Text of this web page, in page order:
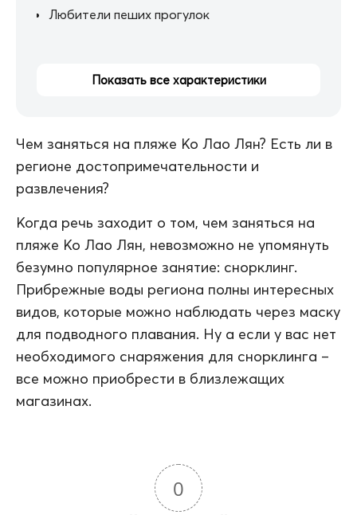
Любители пеших прогулок
Показать все характеристики
Чем заняться на пляже Ко Лао Лян? Есть ли в
регионе достопримечательности и
развлечения?
Когда речь заходит о том, чем заняться на
пляже Ко Лао Лян, невозможно не упомянуть
безумно популярное занятие: снорклинг.
Прибрежные воды региона полны интересных
видов, которые можно наблюдать через маску
для подводного плавания. Ну а если у вас нет
необходимого снаряжения для снорклинга –
все можно приобрести в близлежащих
магазинах.
0